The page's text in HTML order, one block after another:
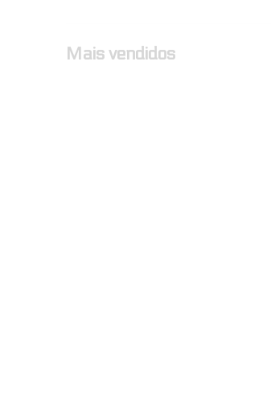
Mais vendidos